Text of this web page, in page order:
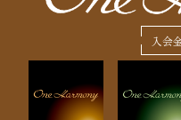
入会